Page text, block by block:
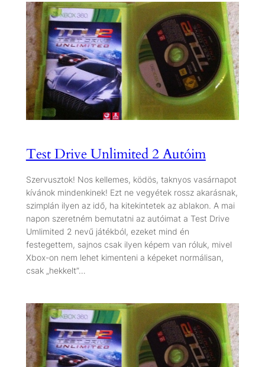
Test Drive Unlimited 2 Autóim
Szervusztok! Nos kellemes, ködös, taknyos vasárnapot
kívánok mindenkinek! Ezt ne vegyétek rossz akarásnak,
szimplán ilyen az idő, ha kitekintetek az ablakon. A mai
napon szeretném bemutatni az autóimat a Test Drive
Umlimited 2 nevű játékból, ezeket mind én
festegettem, sajnos csak ilyen képem van róluk, mivel
Xbox-on nem lehet kimenteni a képeket normálisan,
csak „hekkelt”…